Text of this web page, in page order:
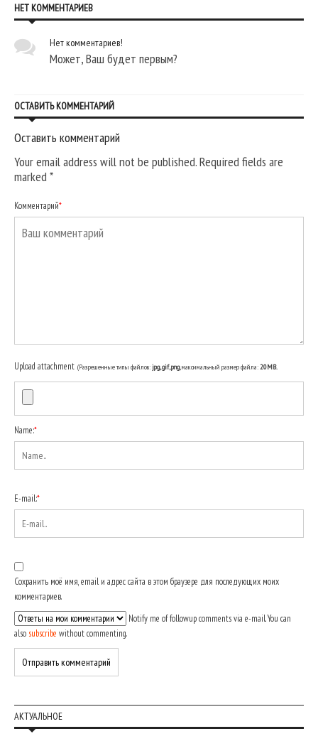
НЕТ КОММЕНТАРИЕВ
Нет комментариев!
Может, Ваш будет первым?
ОСТАВИТЬ КОММЕНТАРИЙ
Оставить комментарий
Your email address will not be published. Required fields are
marked*
Комментарий*
Upload attachment (Разрешенные типы файлов:jpg, gif, png, максимальный размер файла:20MB.
Name:*
E-mail:*
Сохранить моё имя, email и адрес сайта в этом браузере для последующих моих
комментариев.
Notify me of followup comments via e-mail. You can
also subscribe without commenting.
АКТУАЛЬНОЕ